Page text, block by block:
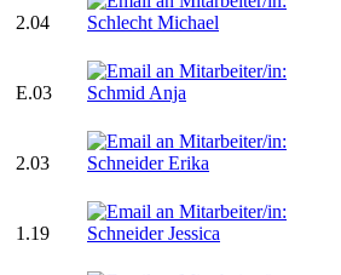
2.04
E.03
2.03
1.19